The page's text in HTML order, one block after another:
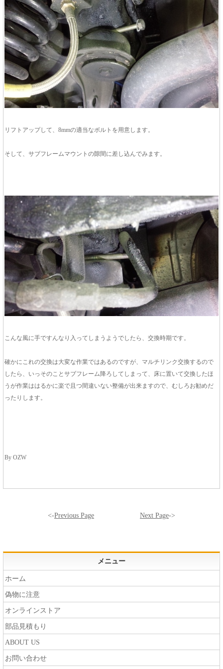
リフトアップして、8mmの適当なボルトを用意します。
そして、サブフレームマウントの隙間に差し込んでみます。
こんな風に手ですんなり入ってしまうようでしたら、交換時期です。
確かにこれの交換は大変な作業ではあるのですが、マルチリンク交換するので
したら、いっそのことサブフレーム降ろしてしまって、床に置いて交換したほ
うが作業ははるかに楽で且つ間違いない整備が出来ますので、むしろお勧めだ
ったりします。
By OZW
<-Previous Page Next Page->
メニュー
ホーム
偽物に注意
オンラインストア
部品見積もり
ABOUT US
お問い合わせ